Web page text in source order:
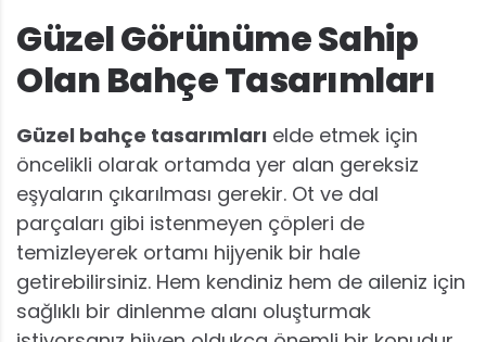
Güzel Görünüme Sahip
Olan Bahçe Tasarımları
Güzel bahçe tasarımları elde etmek için
öncelikli olarak ortamda yer alan gereksiz
eşyaların çıkarılması gerekir. Ot ve dal
parçaları gibi istenmeyen çöpleri de
temizleyerek ortamı hijyenik bir hale
getirebilirsiniz. Hem kendiniz hem de aileniz için
sağlıklı bir dinlenme alanı oluşturmak